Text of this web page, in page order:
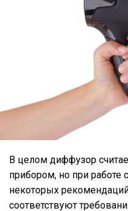
В целом диффузор
прибором, но при работе
некоторых
соответствуют